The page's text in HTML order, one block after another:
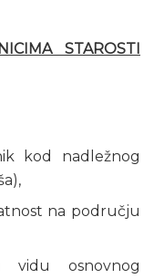
STAROSTI
kod nadležnog
na području
osnovnog